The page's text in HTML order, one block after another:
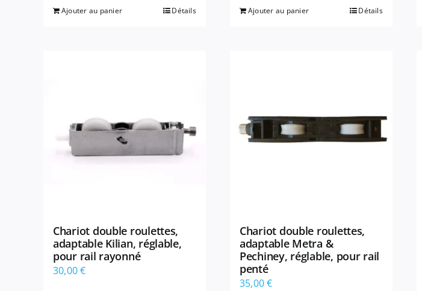
Ajouter au panier Détails Ajouter au panier Détails
Chariot double roulettes,
adaptable Kilian, réglable,
pour rail rayonné
30,00€
Chariot double roulettes,
adaptable Metra &
Pechiney, réglable, pour rail
penté
35,00€